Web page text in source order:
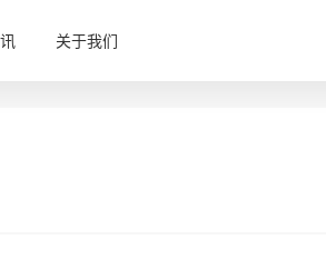
关于我们